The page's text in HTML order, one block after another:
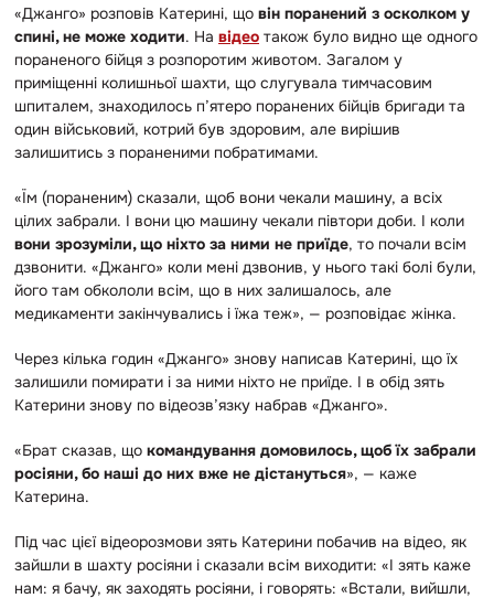
«Джанго» розповів Катерині, що він поранений з осколком у
спині, не може ходити. На відео також було видно ще одного
пораненого бійця з розпоротим животом. Загалом у
приміщенні колишньої шахти, що слугувала тимчасовим
шпиталем, знаходилось п’ятеро поранених бійців бригади та
один військовий, котрий був здоровим, але вирішив
залишитись з пораненими побратимами.
«Їм (пораненим) сказали, щоб вони чекали машину, а всіх
цілих забрали. І вони цю машину чекали півтори доби. І коли
вони зрозуміли, що ніхто за ними не приїде, то почали всім
дзвонити. «Джанго» коли мені дзвонив, у нього такі болі були,
його там обкололи всім, що в них залишалось, але
медикаменти закінчувались і їжа теж», — розповідає жінка.
Через кілька годин «Джанго» знову написав Катерині, що їх
залишили помирати і за ними ніхто не приїде. І в обід зять
Катерини знову по відеозв’язку набрав «Джанго».
«Брат сказав, що командування домовилось, щоб їх забрали
росіяни, бо наші до них вже не дістануться», — каже
Катерина.
Під час цієї відеорозмови зять Катерини побачив на відео, як
зайшли в шахту росіяни і сказали всім виходити: «І зять каже
нам: я бачу, як заходять росіяни, і говорять: «Встали, вийшли,